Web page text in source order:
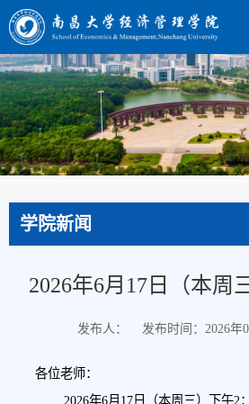
学院新闻
2026年6月17日（本周
发布人： 发布时间：2026年
各位老师：
2026年6月17日（本周三）下午2